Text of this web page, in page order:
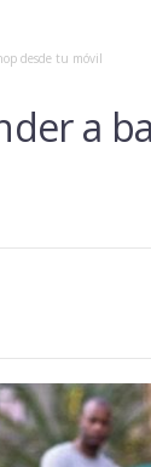
desde tu móvil
a